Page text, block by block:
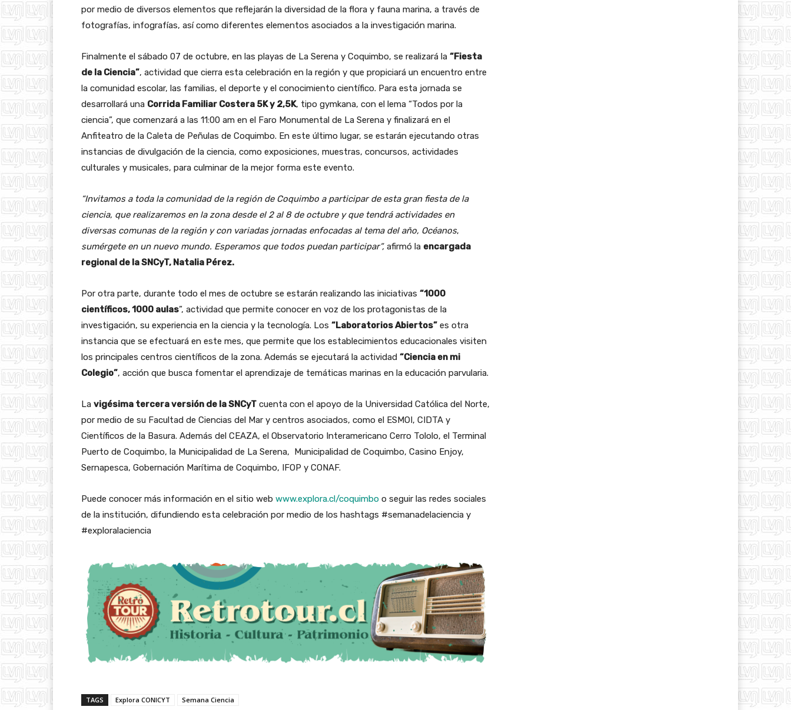
por medio de diversos elementos que reflejarán la diversidad de la flora y fauna marina, a través de
fotografías, infografías, así como diferentes elementos asociados a la investigación marina.
Finalmente el sábado 07 de octubre, en las playas de La Serena y Coquimbo, se realizará la “Fiesta
de la Ciencia”, actividad que cierra esta celebración en la región y que propiciará un encuentro entre
la comunidad escolar, las familias, el deporte y el conocimiento científico. Para esta jornada se
desarrollará una Corrida Familiar Costera 5K y 2,5K, tipo gymkana, con el lema “Todos por la
ciencia”, que comenzará a las 11:00 am en el Faro Monumental de La Serena y finalizará en el
Anfiteatro de la Caleta de Peñulas de Coquimbo. En este último lugar, se estarán ejecutando otras
instancias de divulgación de la ciencia, como exposiciones, muestras, concursos, actividades
culturales y musicales, para culminar de la mejor forma este evento.
“Invitamos a toda la comunidad de la región de Coquimbo a participar de esta gran fiesta de la
ciencia, que realizaremos en la zona desde el 2 al 8 de octubre y que tendrá actividades en
diversas comunas de la región y con variadas jornadas enfocadas al tema del año, Océanos,
sumérgete en un nuevo mundo. Esperamos que todos puedan participar”, afirmó la encargada
regional de la SNCyT, Natalia Pérez.
Por otra parte, durante todo el mes de octubre se estarán realizando las iniciativas “1000
científicos, 1000 aulas”, actividad que permite conocer en voz de los protagonistas de la
investigación, su experiencia en la ciencia y la tecnología. Los “Laboratorios Abiertos” es otra
instancia que se efectuará en este mes, que permite que los establecimientos educacionales visiten
los principales centros científicos de la zona. Además se ejecutará la actividad “Ciencia en mi
Colegio”, acción que busca fomentar el aprendizaje de temáticas marinas en la educación parvularia.
La vigésima tercera versión de la SNCyT cuenta con el apoyo de la Universidad Católica del Norte,
por medio de su Facultad de Ciencias del Mar y centros asociados, como el ESMOI, CIDTA y
Científicos de la Basura. Además del CEAZA, el Observatorio Interamericano Cerro Tololo, el Terminal
Puerto de Coquimbo, la Municipalidad de La Serena, Municipalidad de Coquimbo, Casino Enjoy,
Sernapesca, Gobernación Marítima de Coquimbo, IFOP y CONAF.
Puede conocer más información en el sitio web www.explora.cl/coquimbo o seguir las redes sociales
de la institución, difundiendo esta celebración por medio de los hashtags #semanadelaciencia y
#exploralaciencia
TAGS Explora CONICYT Semana Ciencia